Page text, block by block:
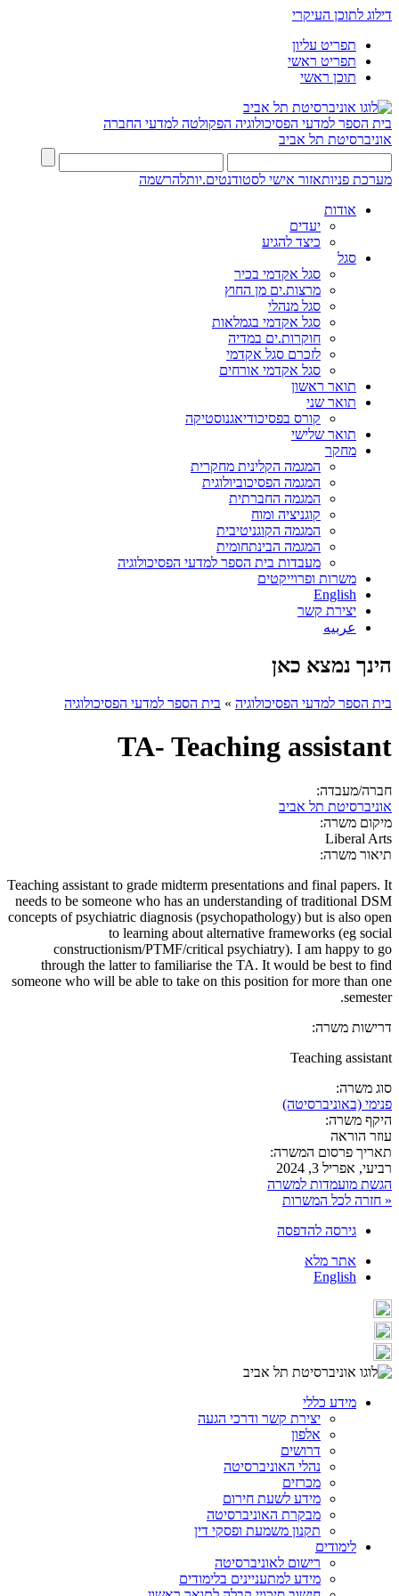
דילוג לתוכן העיקרי
תפריט עליון
תפריט ראשי
תוכן ראשי
בית הספר למדעי הפסיכולוגיה הפקולטה למדעי החברה
אוניברסיטת תל אביב
מערכת פניותאזור אישי לסטודנטים.יותלהרשמה
אודות
יעדים
כיצד להגיע
סגל
סגל אקדמי בכיר
מרצות.ים מן החוץ
סגל מנהלי
סגל אקדמי בגמלאות
חוקרות.ים במדיה
לזכרם סגל אקדמי
סגל אקדמי אורחים
תואר ראשון
תואר שני
קורס בפסיכודיאגנוסטיקה
תואר שלישי
מחקר
המגמה הקלינית מחקרית
המגמה הפסיכוביולוגית
המגמה החברתית
קוגניציה ומוח
המגמה הקוגניטיבית
המגמה הבינתחומית
מעבדות בית הספר למדעי הפסיכולוגיה
משרות ופרוייקטים
English
יצירת קשר
عربيه
הינך נמצא כאן
בית הספר למדעי הפסיכולוגיה » בית הספר למדעי הפסיכולוגיה
TA- Teaching assistant
חברה/מעבדה:
אוניברסיטת תל אביב
מיקום משרה:
Liberal Arts
תיאור משרה:
Teaching assistant to grade midterm presentations and final papers. It
needs to be someone who has an understanding of traditional DSM
concepts of psychiatric diagnosis (psychopathology) but is also open
to learning about alternative frameworks (eg social
constructionism/PTMF/critical psychiatry). I am happy to go
through the latter to familiarise the TA. It would be best to find
someone who will be able to take on this position for more than one
semester.
דרישות משרה:
Teaching assistant
סוג משרה:
פנימי (באוניברסיטה)
היקף משרה:
עוזר הוראה
תאריך פרסום המשרה:
רביעי, אפריל 3, 2024
הגשת מועמדות למשרה
« חזרה לכל המשרות
גירסה להדפסה
אתר מלא
English
מידע כללי
יצירת קשר ודרכי הגעה
אלפון
דרושים
נהלי האוניברסיטה
מכרזים
מידע לשעת חירום
מבקרת האוניברסיטה
תקנון משמעת ופסקי דין
לימודים
רישום לאוניברסיטה
מידע למתעניינים בלימודים